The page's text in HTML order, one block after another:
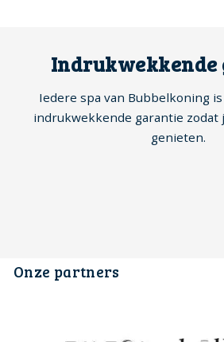
Indrukwekkende
Iedere spa van Bubbelkoning
indrukwekkende garantie zodat
genieten.
Onze partners